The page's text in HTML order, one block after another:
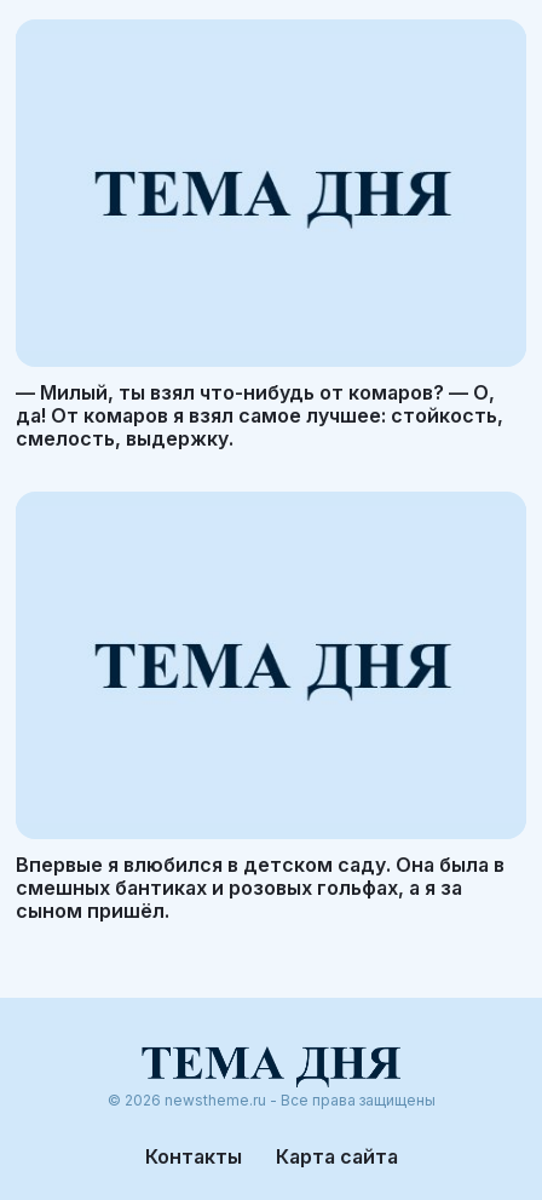
— Милый, ты взял что-нибудь от комаров? — О,
да! От комаров я взял самое лучшее: стойкость,
смелость, выдержку.
Впервые я влюбился в детском саду. Она была в
смешных бантиках и розовых гольфах, а я за
сыном пришёл.
© 2026 newstheme.ru - Все права защищены
Контакты Карта сайта